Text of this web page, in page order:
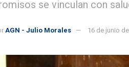
se vinculan con
AGN - Julio Morales 16 de junio